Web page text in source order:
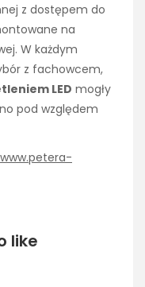
z dostępem do
na
W każdym
z fachowcem,
LED mogły
pod względem
www.petera-
like